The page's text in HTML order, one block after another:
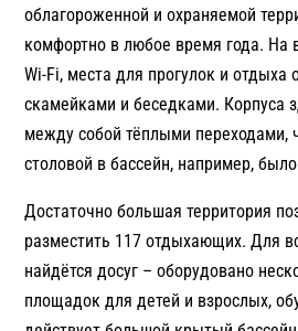
облагороженной и охраняемой
комфортно в любое время года. На
Wi-Fi, места для прогулок и отдыха
скамейками и беседками. Корпуса
между собой тёплыми переходами,
столовой в бассейн, например,
Достаточно большая территория
разместить 117 отдыхающих. Для
найдётся досуг – оборудовано
площадок для детей и взрослых,